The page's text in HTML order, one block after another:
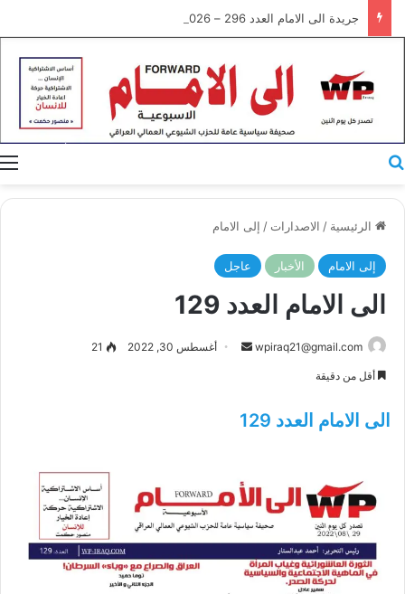
جريدة الى الامام العدد 296 – 28/07/2026
الرئيسية / الاصدارات / إلى الامام
إلى الامام الأخبار عاجل
الى الامام العدد 129
wpiraq21@gmail.com
أرسل أغسطس 30, 2022 21
أقل من دقيقة
الى الامام العدد 129